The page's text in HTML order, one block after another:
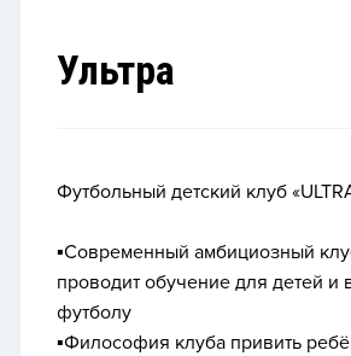
Ультра
Футбольный детский клуб
▪️Современный амбициозный
проводит обучение для детей и
футболу
▪️Философия клуба привить